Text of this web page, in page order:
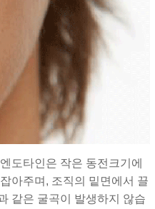
도타인은 작은 동전크기에
아주며, 조직의 밑면에서 끌
같은 굴곡이 발생하지 않습